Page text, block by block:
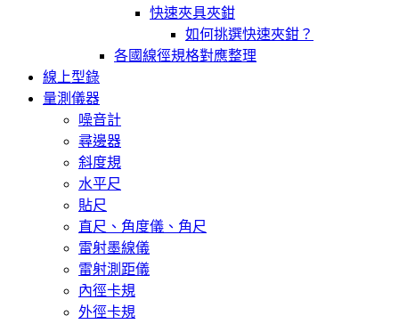
快速夾具夾鉗
如何挑選快速夾鉗？
各國線徑規格對應整理
線上型錄
量測儀器
噪音計
尋邊器
斜度規
水平尺
貼尺
直尺、角度儀、角尺
雷射墨線儀
雷射測距儀
內徑卡規
外徑卡規